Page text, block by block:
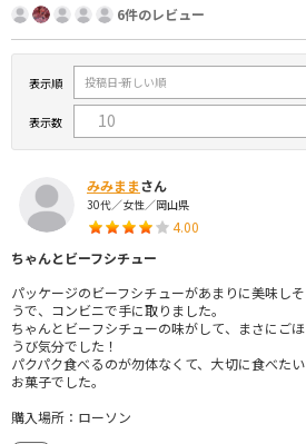
6件のレビュー
表示順
表示数
みみままさん
30代／女性／岡山県
4.00
ちゃんとビーフシチュー
パッケージのビーフシチューがあまりに美味しそ
うで、コンビニで手に取りました。
ちゃんとビーフシチューの味がして、まさにごほ
うび気分でした！
パクパク食べるのが勿体なくて、大切に食べたい
お菓子でした。
購入場所：ローソン